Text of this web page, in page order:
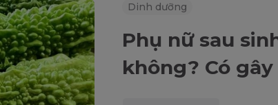
Dinh dưỡng
Phụ nữ sau
không? Có